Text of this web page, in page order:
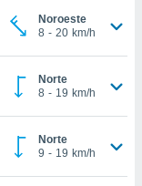
Noroeste
8 - 20 km/h
Norte
8 - 19 km/h
Norte
9 - 19 km/h